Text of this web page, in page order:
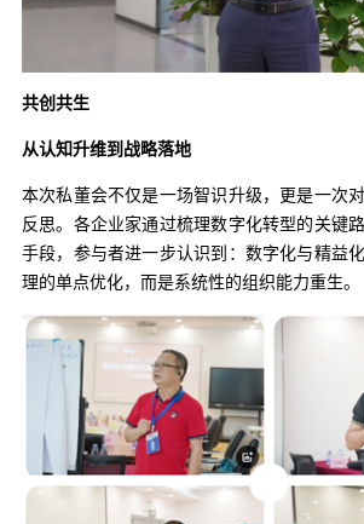
共创共生
从认知升维到战略落地
本次私董会不仅是一场智识升级，更是一次
反思。各企业家通过梳理数字化转型的关键
手段，参与者进一步认识到：数字化与精益
理的单点优化，而是系统性的组织能力重生。